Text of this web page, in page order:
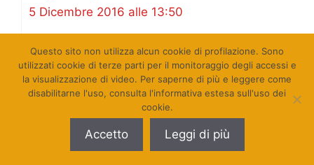
5 Dicembre 2016 alle 13:50
…forse parla di se stessa?
Antonello Liverani
Questo sito non utilizza alcun cookie di profilazione. Sono
utilizzati cookie di terze parti per il monitoraggio degli accessi e
la visualizzazione di video. Per saperne di più e leggere come
disabilitarne l'uso, consulta l'informativa estesa sull'uso dei
cookie.
Accetto Leggi di più